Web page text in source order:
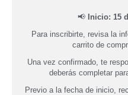
📢 Inicio: 15
Para inscribirte, revisa la
carrito de
Una vez confirmado, te
deberás completar
Previo a la fecha de inicio,